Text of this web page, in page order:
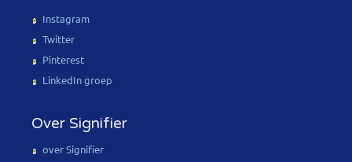
Instagram
Twitter
Pinterest
LinkedIn groep
Over Signifier
over Signifier